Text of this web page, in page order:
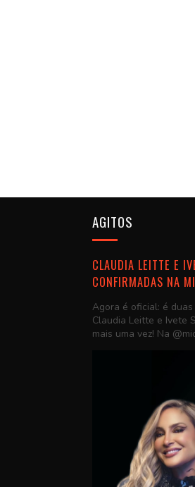
AGITOS
CLAUDIA LEITTE E
CONFIRMADAS NA
Agora é oficial: é
Claudia Leitte e Ivete
mais uma vez! Na